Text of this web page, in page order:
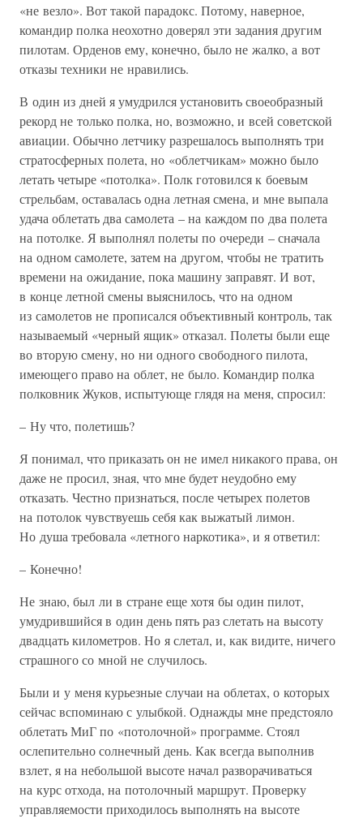
«не везло». Вот такой парадокс. Потому, наверное,
командир полка неохотно доверял эти задания другим
пилотам. Орденов ему, конечно, было не жалко, а вот
отказы техники не нравились.
В один из дней я умудрился установить своеобразный
рекорд не только полка, но, возможно, и всей советской
авиации. Обычно летчику разрешалось выполнять три
стратосферных полета, но «облетчикам» можно было
летать четыре «потолка». Полк готовился к боевым
стрельбам, оставалась одна летная смена, и мне выпала
удача облетать два самолета – на каждом по два полета
на потолке. Я выполнял полеты по очереди – сначала
на одном самолете, затем на другом, чтобы не тратить
времени на ожидание, пока машину заправят. И вот,
в конце летной смены выяснилось, что на одном
из самолетов не прописался объективный контроль, так
называемый «черный ящик» отказал. Полеты были еще
во вторую смену, но ни одного свободного пилота,
имеющего право на облет, не было. Командир полка
полковник Жуков, испытующе глядя на меня, спросил:
– Ну что, полетишь?
Я понимал, что приказать он не имел никакого права, он
даже не просил, зная, что мне будет неудобно ему
отказать. Честно признаться, после четырех полетов
на потолок чувствуешь себя как выжатый лимон.
Но душа требовала «летного наркотика», и я ответил:
– Конечно!
Не знаю, был ли в стране еще хотя бы один пилот,
умудрившийся в один день пять раз слетать на высоту
двадцать километров. Но я слетал, и, как видите, ничего
страшного со мной не случилось.
Были и у меня курьезные случаи на облетах, о которых
сейчас вспоминаю с улыбкой. Однажды мне предстояло
облетать МиГ по «потолочной» программе. Стоял
ослепительно солнечный день. Как всегда выполнив
взлет, я на небольшой высоте начал разворачиваться
на курс отхода, на потолочный маршрут. Проверку
управляемости приходилось выполнять на высоте